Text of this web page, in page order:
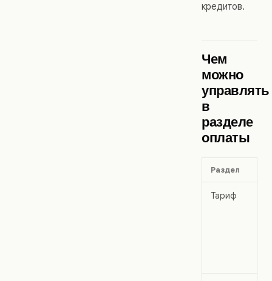
кредитов.
Чем
можно
управлять
в
разделе
оплаты
Раздел
Тариф